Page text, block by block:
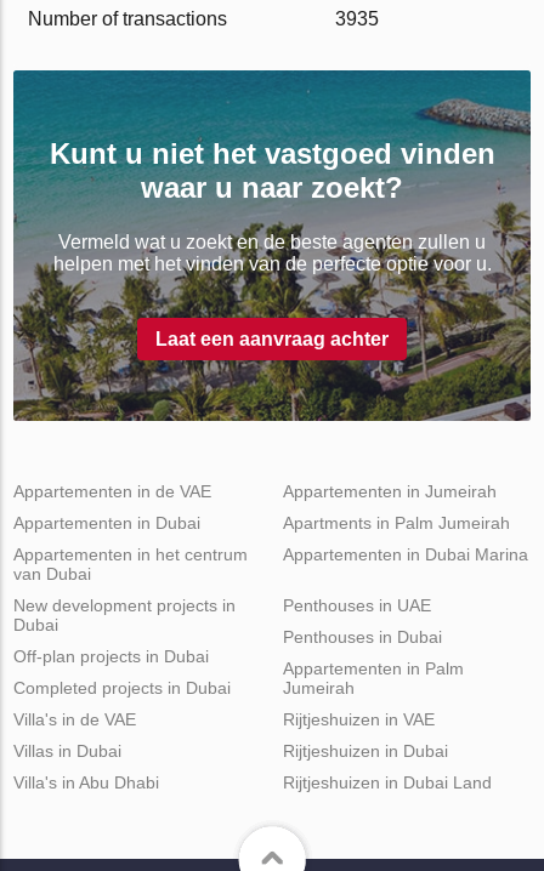
Number of transactions 3935
Kunt u niet het vastgoed vinden
waar u naar zoekt?
Vermeld wat u zoekt en de beste agenten zullen u
helpen met het vinden van de perfecte optie voor u.
Laat een aanvraag achter
Appartementen in de VAE
Appartementen in Dubai
Appartementen in het centrum
van Dubai
Appartementen in Jumeirah
Apartments in Palm Jumeirah
Appartementen in Dubai Marina
New development projects in
Dubai
Off-plan projects in Dubai
Completed projects in Dubai
Penthouses in UAE
Penthouses in Dubai
Appartementen in Palm
Jumeirah
Villa's in de VAE
Villas in Dubai
Villa's in Abu Dhabi
Rijtjeshuizen in VAE
Rijtjeshuizen in Dubai
Rijtjeshuizen in Dubai Land